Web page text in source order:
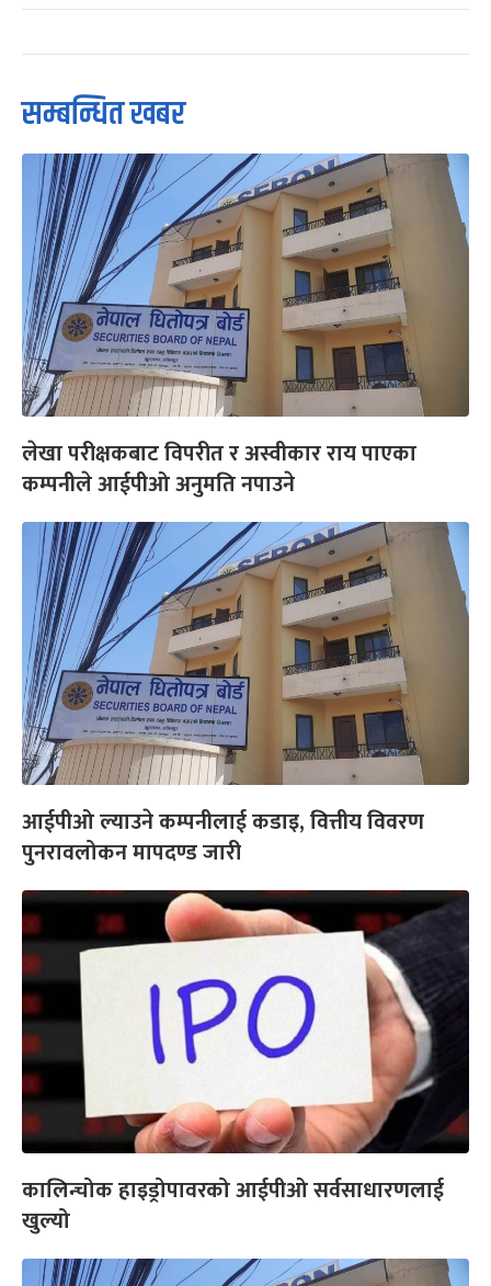
सम्बन्धित खबर
लेखा परीक्षकबाट विपरीत र अस्वीकार राय पाएका
कम्पनीले आईपीओ अनुमति नपाउने
आईपीओ ल्याउने कम्पनीलाई कडाइ, वित्तीय विवरण
पुनरावलोकन मापदण्ड जारी
कालिन्चोक हाइड्रोपावरको आईपीओ सर्वसाधारणलाई
खुल्यो